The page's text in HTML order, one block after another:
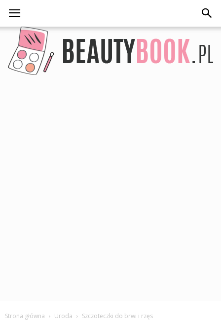
Strona główna Uroda Szczoteczki do brwi i rzęs